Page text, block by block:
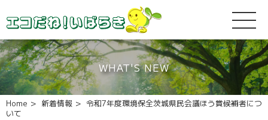
WHAT'S NEW
Home 新着情報
令和7年度環境保全茨城県民会議ほう賞候補者につ
いて